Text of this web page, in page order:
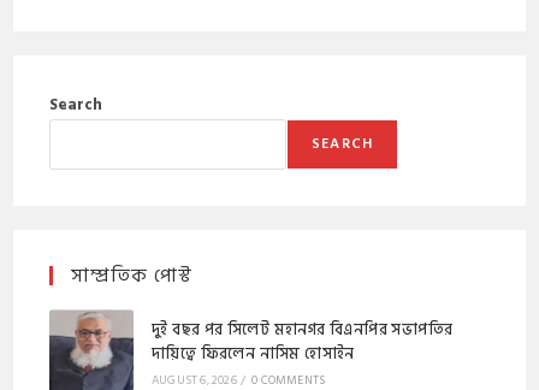
Search
SEARCH
সাম্প্রতিক পোস্ট
দুই বছর পর সিলেট মহানগর বিএনপির সভাপতির
দায়িত্বে ফিরলেন নাসিম হোসাইন
AUGUST 6, 2026/ 0 COMMENTS